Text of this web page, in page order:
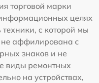
торговой марки
целях
с которой мы
аффилирована с
знаков и не
виды ремонтных
на устройствах,